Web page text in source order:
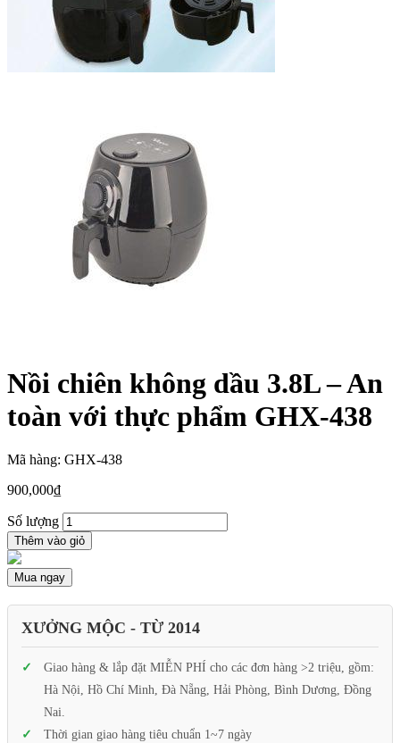
Nồi chiên không dầu 3.8L – An
toàn với thực phẩm GHX-438
Mã hàng: GHX-438
900,000₫
Số lượng
Thêm vào giỏ
Mua ngay
XƯỞNG MỘC - TỪ 2014
Giao hàng & lắp đặt MIỄN PHÍ cho các đơn hàng >2 triệu, gồm:
Hà Nội, Hồ Chí Minh, Đà Nẵng, Hải Phòng, Bình Dương, Đồng
Nai.
Thời gian giao hàng tiêu chuẩn 1~7 ngày